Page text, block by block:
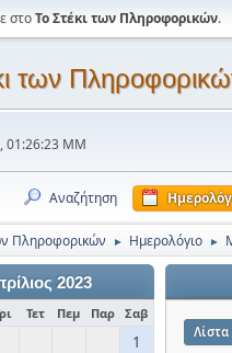
στοΤο Στέκι των Πληροφορικών.
των
01:26:23 ΜΜ
Αναζήτηση
Πληροφορικών ► Ημερολόγιο ►
2023
Τετ Πεμ Παρ Σαβ
1
Λίστα